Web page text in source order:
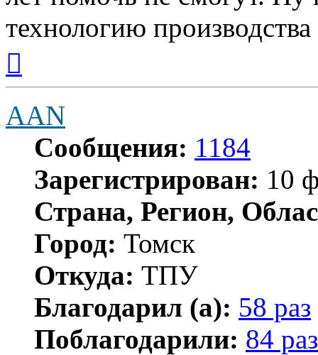
технологию
началу
AAN
Сообщения: 1184
Зарегистрирован: 10
Страна, Регион,
Город: Томск
Откуда: ТПУ
Благодарил (а): 58 раз
Поблагодарили: 84